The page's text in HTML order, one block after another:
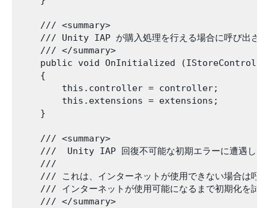
    /// <summary>
/// Unity IAP が購入処理を行える場合に呼び出さ
    /// </summary>
public void OnInitialized
    {
        this.controller = controller;
        this.extensions = extensions;
    }
    /// <summary>
///  Unity IAP 回復不可能な初期エラーに遭遇した
    ///
/// これは、インターネットが使用できない場合は呼
/// インターネットが使用可能になるまで初期化を試
    /// </summary>